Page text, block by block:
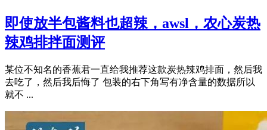
即使放半包酱料也超辣，awsl，农心炭热
辣鸡排拌面测评
某位不知名的香蕉君一直给我推荐这款炭热辣鸡排面，然后我
去吃了，然后我后悔了 包装的右下角写有净含量的数据所以
就不 ...